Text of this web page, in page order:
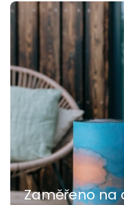
Zaměřeno na